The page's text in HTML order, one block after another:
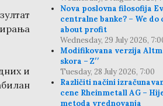
и
Nova poslovna filosofija
centralne banke? – We do
about profit
Wednesday, 29 July 2026,
Modifikovana verzija
skora – Z′′
Tuesday, 28 July 2026, 7:00
Različiti načini
cene Rheinmetall AG –
metoda vrednovanja